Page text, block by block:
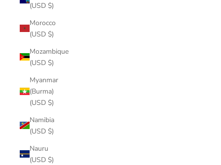
(USD $)
Morocco
(USD $)
Mozambique
(USD $)
Myanmar
(Burma)
(USD $)
Namibia
(USD $)
Nauru
(USD $)